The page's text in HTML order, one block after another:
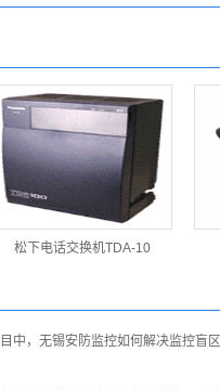
松下电话交换机TDA-10
中，无锡安防监控如何解决监控盲